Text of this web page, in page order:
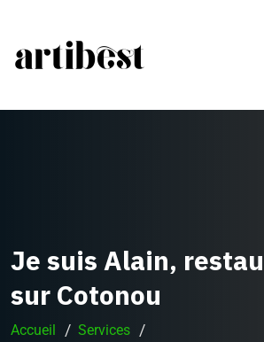
Je suis Alain,
sur Cotonou
Accueil
Services